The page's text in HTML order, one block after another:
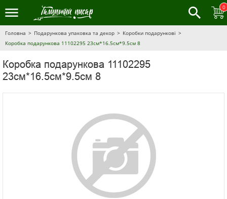
0
Головна Подарункова упаковка та декор
Коробки подарункові
Коробка подарункова 11102295 23см*16.5см*9.5см 8
Коробка подарункова 11102295
23см*16.5см*9.5см 8